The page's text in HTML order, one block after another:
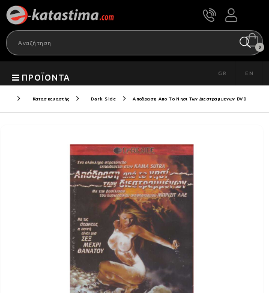
0
ΠΡΟΪΌΝΤΑ GR EN
Κατασκευαστής Dark Side Αποδραση Απο Το Νησι Των Διεστραμμενων DVD